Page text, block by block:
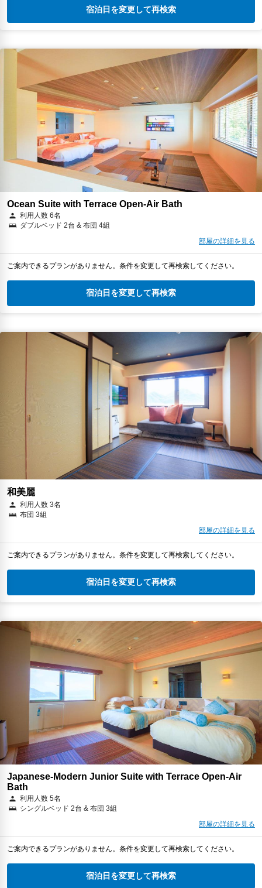
宿泊日を変更して再検索
Ocean Suite with Terrace Open-Air Bath
利用人数 6名
ダブルベッド 2台 & 布団 4組
部屋の詳細を見る
ご案内できるプランがありません。条件を変更して再検索してください。
宿泊日を変更して再検索
和美麗
利用人数 3名
布団 3組
部屋の詳細を見る
ご案内できるプランがありません。条件を変更して再検索してください。
宿泊日を変更して再検索
Japanese-Modern Junior Suite with Terrace Open-Air
Bath
利用人数 5名
シングルベッド 2台 & 布団 3組
部屋の詳細を見る
ご案内できるプランがありません。条件を変更して再検索してください。
宿泊日を変更して再検索